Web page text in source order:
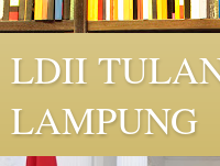
LDII
LAMPUNG